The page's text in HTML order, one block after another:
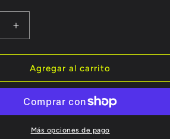
Aumentar
cantidad
para
Talleres
Temáticos
Navegación
en
México
Agregar al carrito
Más opciones de pago